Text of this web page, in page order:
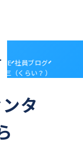
社員ブログ
（くらい？）
タ